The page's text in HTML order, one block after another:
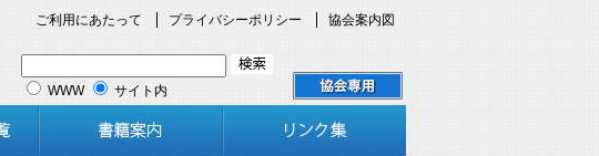
ご利用にあたって プライバシーポリシー 協会案内図
WWW サイト内